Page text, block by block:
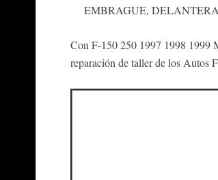
EMBRAGUE,
Con F-150 250 1997 1998 1999
reparación de taller de los Autos